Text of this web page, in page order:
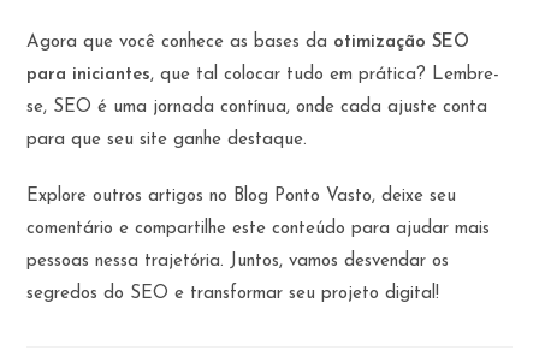
Agora que você conhece as bases da otimização SEO
para iniciantes, que tal colocar tudo em prática? Lembre-
se, SEO é uma jornada contínua, onde cada ajuste conta
para que seu site ganhe destaque.
Explore outros artigos no Blog Ponto Vasto, deixe seu
comentário e compartilhe este conteúdo para ajudar mais
pessoas nessa trajetória. Juntos, vamos desvendar os
segredos do SEO e transformar seu projeto digital!